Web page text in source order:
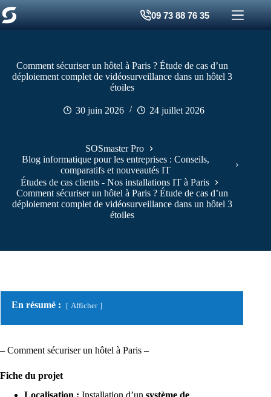
Passer
au
contenu
09 73 88 76 35
Comment sécuriser un hôtel à Paris ? Étude de cas d’un
déploiement complet de vidéosurveillance dans un hôtel 3
étoiles
30 juin 2026 24 juillet 2026
SOSmaster Pro
Blog informatique pour les entreprises : Conseils,
comparatifs et nouveautés IT
Études de cas clients - Nos installations IT à Paris
Comment sécuriser un hôtel à Paris ? Étude de cas d’un
déploiement complet de vidéosurveillance dans un hôtel 3
étoiles
En résumé : Afficher
– Comment sécuriser un hôtel à Paris –
Fiche du projet